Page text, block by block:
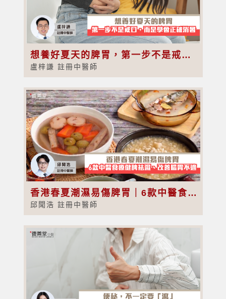
想養好夏天的脾胃，第一步不是戒口，而是學會正確消暑
盧梓謙 註冊中醫師
香港春夏潮濕易傷脾胃｜6款中醫食療健脾祛濕、改善腸胃不適
邱聞浩 註冊中醫師